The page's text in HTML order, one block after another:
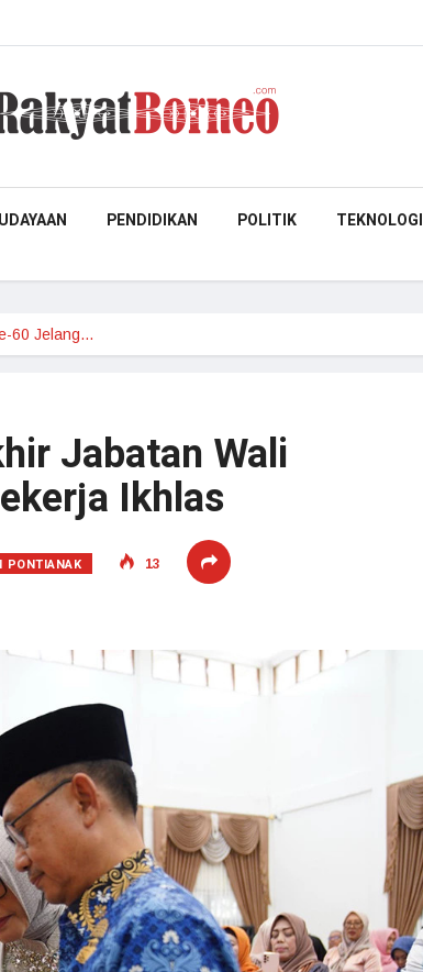
PENDIDIKAN POLITIK TEKNOLOGI
60 Jelang…
Jabatan Wali
Ikhlas
PONTIANAK 13